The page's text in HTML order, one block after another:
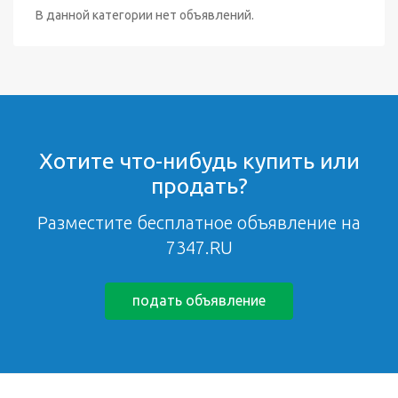
В данной категории нет объявлений.
Хотите что-нибудь купить или
продать?
Разместите бесплатное объявление на
7347.RU
подать объявление